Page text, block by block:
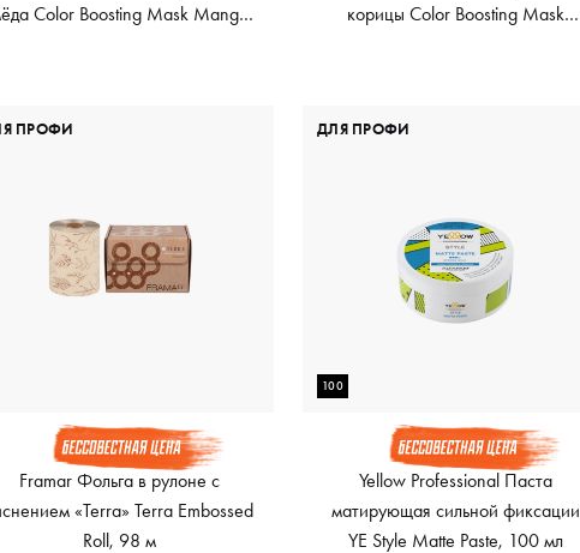
Color Boosting Mask Mango
корицы Color Boosting Mask
Framar Фольга в рулоне с
«Terra» Terra Embossed
Roll, 98 м
ПРОФИ
100
Yellow Professional Паста
матирующая сильной фиксации
YE Style Matte Paste, 100 мл
ДЛЯ ПРОФИ